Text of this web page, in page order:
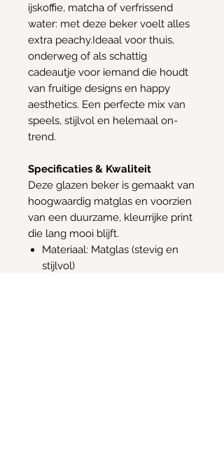
ijskoffie, matcha of verfrissend
water: met deze beker voelt alles
extra peachy.Ideaal voor thuis,
onderweg of als schattig
cadeautje voor iemand die houdt
van fruitige designs en happy
aesthetics. Een perfecte mix van
speels, stijlvol en helemaal on-
trend.
Specificaties & Kwaliteit
Deze glazen beker is gemaakt van
hoogwaardig matglas en voorzien
van een duurzame, kleurrijke print
die lang mooi blijft.
Materiaal: Matglas (stevig en
stijlvol)